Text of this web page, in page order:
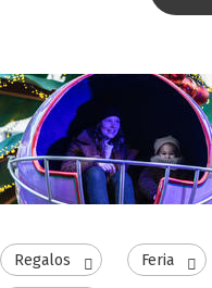
Regalos Feria